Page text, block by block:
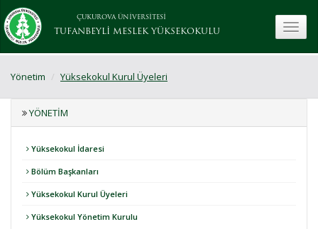
ÇUKUROVA ÜNİVERSİTESİ
TUFANBEYLİ MESLEK YÜKSEKOKULU
Yönetim Yüksekokul Kurul Üyeleri
YÖNETIM
Yüksekokul İdaresi
Bölüm Başkanları
Yüksekokul Kurul Üyeleri
Yüksekokul Yönetim Kurulu